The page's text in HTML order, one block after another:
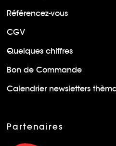
Référencez-vous
CGV
Quelques chiffres
Bon de Commande
Calendrier newsletters
Partenaires